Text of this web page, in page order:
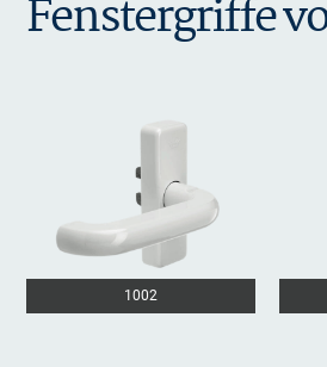
Fenstergriffe
1002